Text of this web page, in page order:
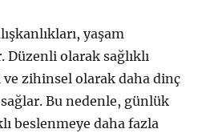
yaşam
olarak sağlıklı
zihinsel olarak daha dinç
Bu nedenle, günlük
beslenmeye daha fazla